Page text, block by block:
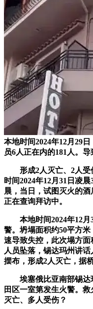
本地时间2024年12月29
员6人正在内的181人。导
形成2人灭亡、2人受
时间2024年12月31日凌
晨，当日，试图灭火的
正在查询拜访中。
本地时间2024年12月
警。坍塌面积约50平方
速导致失控，此次塌方面
人员坠落，锡达玛州讲
摆布，形成2人灭亡，据
埃塞俄比亚南部锡达
田区一室第发生火警。
灭亡、多人受伤？